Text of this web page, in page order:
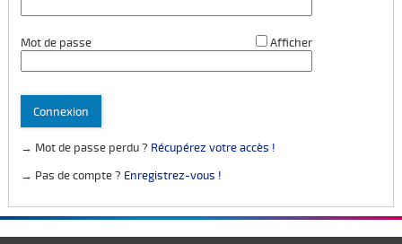
Mot de passe Afficher
Connexion
→ Mot de passe perdu ? Récupérez votre accès !
→ Pas de compte ? Enregistrez-vous !